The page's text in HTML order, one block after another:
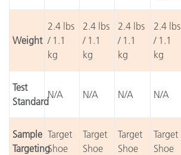
Weight
2.4 lbs
/ 1.1
kg
2.4 lbs
/ 1.1
kg
2.4 lbs
/ 1.1
kg
2.4 lbs
/ 1.1
kg
Test
Standard
N/A N/A N/A N/A
Sample
Targeting
Target
Shoe
Target
Shoe
Target
Shoe
Target
Shoe